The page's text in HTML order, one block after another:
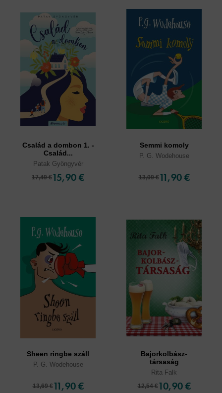
Család a dombon 1. -
Család...
Patak Gyöngyvér
17,49 €15,90 €
Semmi komoly
P. G. Wodehouse
13,09 € 11,90 €
Sheen ringbe száll
P. G. Wodehouse
13,69 € 11,90 €
Bajorkolbász-
társaság
Rita Falk
12,54 € 10,90 €